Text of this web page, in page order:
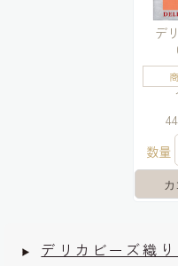
デ
数量
デリカビーズ織